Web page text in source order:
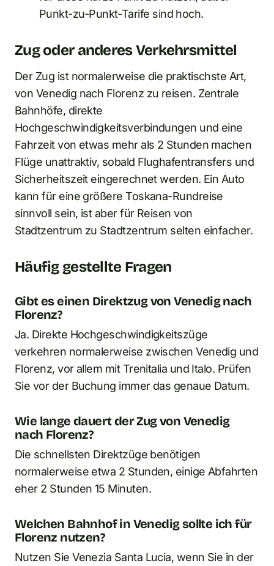
Punkt-zu-Punkt-Tarife sind hoch.
Zug oder anderes Verkehrsmittel
Der Zug ist normalerweise die praktischste Art,
von Venedig nach Florenz zu reisen. Zentrale
Bahnhöfe, direkte
Hochgeschwindigkeitsverbindungen und eine
Fahrzeit von etwas mehr als 2 Stunden machen
Flüge unattraktiv, sobald Flughafentransfers und
Sicherheitszeit eingerechnet werden. Ein Auto
kann für eine größere Toskana-Rundreise
sinnvoll sein, ist aber für Reisen von
Stadtzentrum zu Stadtzentrum selten einfacher.
Häufig gestellte Fragen
Gibt es einen Direktzug von Venedig nach
Florenz?
Ja. Direkte Hochgeschwindigkeitszüge
verkehren normalerweise zwischen Venedig und
Florenz, vor allem mit Trenitalia und Italo. Prüfen
Sie vor der Buchung immer das genaue Datum.
Wie lange dauert der Zug von Venedig
nach Florenz?
Die schnellsten Direktzüge benötigen
normalerweise etwa 2 Stunden, einige Abfahrten
eher 2 Stunden 15 Minuten.
Welchen Bahnhof in Venedig sollte ich für
Florenz nutzen?
Nutzen Sie Venezia Santa Lucia, wenn Sie in der